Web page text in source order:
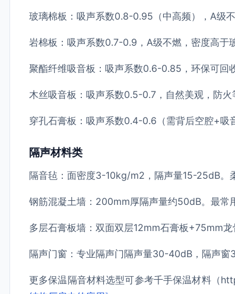
玻璃棉板：吸声系数0.8-0.95（中高频），A级
岩棉板：吸声系数0.7-0.9，A级不燃，密度高于
聚酯纤维吸音板：吸声系数0.6-0.85，环保可回
木丝吸音板：吸声系数0.5-0.7，自然美观，防火
穿孔石膏板：吸声系数0.4-0.6（需背后空腔+吸
隔声材料类
隔音毡：面密度3-10kg/m2，隔声量15-25dB。
钢筋混凝土墙：200mm厚隔声量约50dB。最常
多层石膏板墙：双面双层12mm石膏板+75mm龙
隔声门窗：专业隔声门隔声量30-40dB，隔声窗
更多保温隔音材料选型可参考千手保温材料（